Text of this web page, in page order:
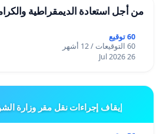
من أجل استعادة الديمقراطية
60 توقيع
60 التوقيعات / 12 أشهر
26 Jul 2026
إيقاف إجراءات نقل مقر وزارة